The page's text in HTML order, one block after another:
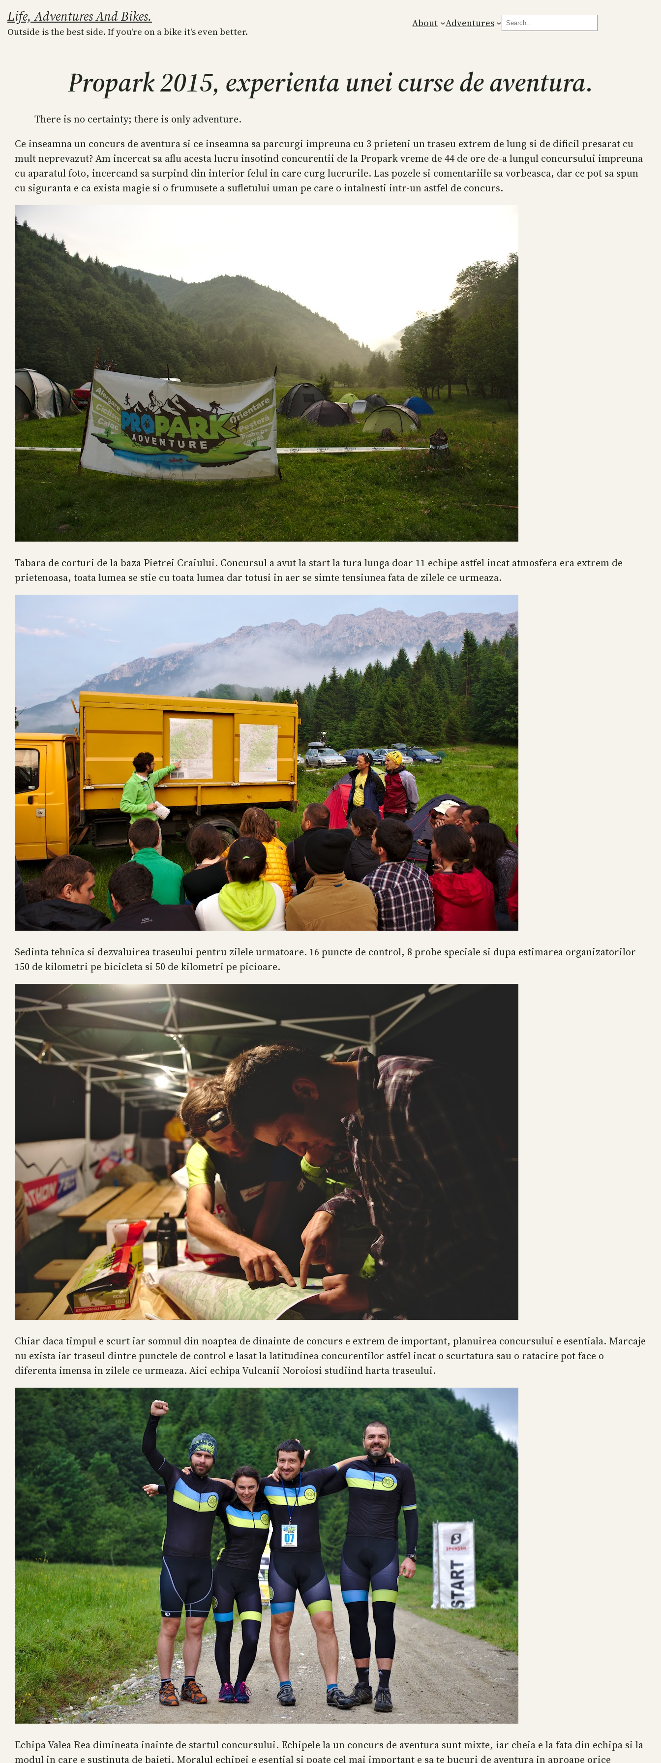
to
content
Life, Adventures And Bikes.
Outside is the best side. If you're on a bike it's even better.
About Adventures Search
Propark 2015, experienta unei curse de aventura.
There is no certainty; there is only adventure.
Ce inseamna un concurs de aventura si ce inseamna sa parcurgi impreuna cu 3 prieteni un traseu extrem de lung si de dificil presarat cu
mult neprevazut? Am incercat sa aflu acesta lucru insotind concurentii de la Propark vreme de 44 de ore de-a lungul concursului impreuna
cu aparatul foto, incercand sa surpind din interior felul in care curg lucrurile. Las pozele si comentariile sa vorbeasca, dar ce pot sa spun
cu siguranta e ca exista magie si o frumusete a sufletului uman pe care o intalnesti intr-un astfel de concurs.
Tabara de corturi de la baza Pietrei Craiului. Concursul a avut la start la tura lunga doar 11 echipe astfel incat atmosfera era extrem de
prietenoasa, toata lumea se stie cu toata lumea dar totusi in aer se simte tensiunea fata de zilele ce urmeaza.
Sedinta tehnica si dezvaluirea traseului pentru zilele urmatoare. 16 puncte de control, 8 probe speciale si dupa estimarea organizatorilor
150 de kilometri pe bicicleta si 50 de kilometri pe picioare.
Chiar daca timpul e scurt iar somnul din noaptea de dinainte de concurs e extrem de important, planuirea concursului e esentiala. Marcaje
nu exista iar traseul dintre punctele de control e lasat la latitudinea concurentilor astfel incat o scurtatura sau o ratacire pot face o
diferenta imensa in zilele ce urmeaza. Aici echipa Vulcanii Noroiosi studiind harta traseului.
Echipa Valea Rea dimineata inainte de startul concursului. Echipele la un concurs de aventura sunt mixte, iar cheia e la fata din echipa si la
modul in care e sustinuta de baieti. Moralul echipei e esential si poate cel mai important e sa te bucuri de aventura in aproape orice